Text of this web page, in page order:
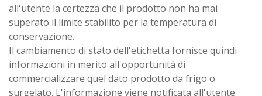
all'utente la certezza che il prodotto non ha mai
superato il limite stabilito per la temperatura di
conservazione.
Il cambiamento di stato dell'etichetta fornisce quindi
informazioni in merito all'opportunità di
commercializzare quel dato prodotto da frigo o
surgelato. L'informazione viene notificata all'utente